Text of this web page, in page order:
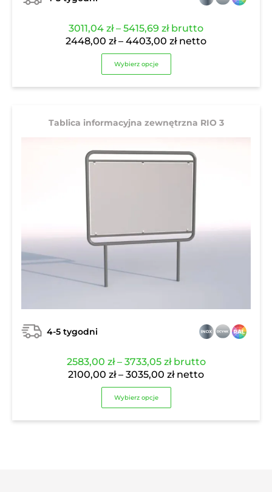
3011,04 zł – 5415,69 złZakres
cen:
od
do
5415,69 zł
brutto
2448,00 zł – 4403,00 złZakres
do
netto
Wybierz opcje
Tablica informacyjna zewnętrzna RIO 3
4-5 tygodni
2583,00 zł – 3733,05 złZakres
cen:
od
do
3733,05 zł
brutto
2100,00 zł – 3035,00 złZakres
do
netto
Wybierz opcje